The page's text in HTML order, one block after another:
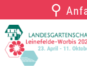
Inhalt
springen
⚲